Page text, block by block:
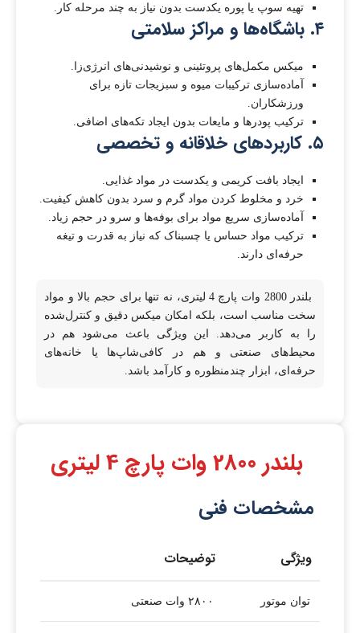
تهیه سوپ یا پوره یکدست بدون نیاز به چند مرحله کار.
۴. باشگاه‌ها و مراکز سلامتی
میکس مکمل‌های پروتئینی و نوشیدنی‌های انرژی‌زا.
آماده‌سازی ترکیبات میوه و سبزیجات تازه برای
ورزشکاران.
ترکیب پودرها و مایعات بدون ایجاد تکه‌های اضافی.
۵. کاربردهای خلاقانه و تخصصی
ایجاد بافت کریمی و یکدست در مواد غذایی.
خرد و مخلوط کردن مواد گرم و سرد بدون کاهش کیفیت.
آماده‌سازی سریع مواد برای بوفه‌ها و سرو در حجم زیاد.
ترکیب مواد حساس یا چسبناک که نیاز به قدرت و تیغه
حرفه‌ای دارند.
بلندر 2800 وات پارچ 4 لیتری، نه تنها برای حجم بالا و مواد
سخت مناسب است، بلکه امکان میکس دقیق و کنترل‌شده
را به کاربر می‌دهد. این ویژگی باعث می‌شود هم در
محیط‌های صنعتی و هم در کافی‌شاپ‌ها یا خانه‌های
حرفه‌ای، ابزار چندمنظوره و کارآمد باشد.
بلندر 2800 وات پارچ 4 لیتری
مشخصات فنی
ویژگی توضیحات
توان موتور ۲۸۰۰ وات صنعتی